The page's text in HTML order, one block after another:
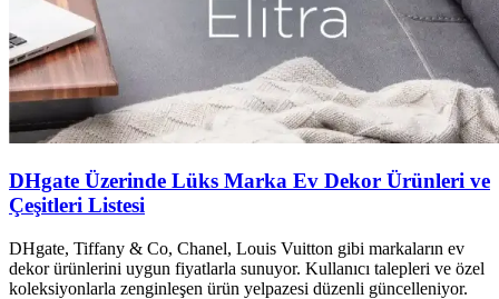
DHgate Üzerinde Lüks Marka Ev Dekor Ürünleri ve
Çeşitleri Listesi
DHgate, Tiffany & Co, Chanel, Louis Vuitton gibi markaların ev
dekor ürünlerini uygun fiyatlarla sunuyor. Kullanıcı talepleri ve özel
koleksiyonlarla zenginleşen ürün yelpazesi düzenli güncelleniyor.